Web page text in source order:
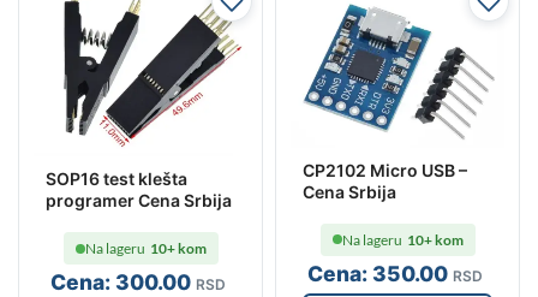
SOP16 test klešta
programer Cena Srbija
Cena:300.00 RSD
Na lageru 10+ kom
CP2102 Micro USB –
Cena Srbija
Cena:350.00 RSD
Na lageru 10+ kom